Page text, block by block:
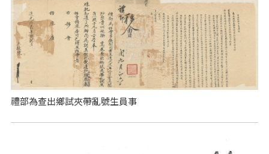
禮部為查出鄉試夾帶亂號生員事